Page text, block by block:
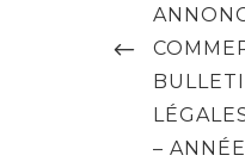
l’article
–